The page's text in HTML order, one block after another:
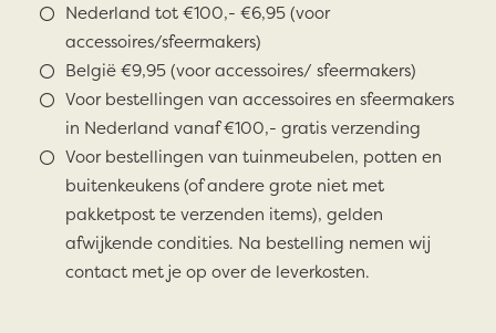
Nederland tot €100,- €6,95 (voor
accessoires/sfeermakers)
België €9,95 (voor accessoires/ sfeermakers)
Voor bestellingen van accessoires en sfeermakers
in Nederland vanaf €100,- gratis verzending
Voor bestellingen van tuinmeubelen, potten en
buitenkeukens (of andere grote niet met
pakketpost te verzenden items), gelden
afwijkende condities. Na bestelling nemen wij
contact met je op over de leverkosten.